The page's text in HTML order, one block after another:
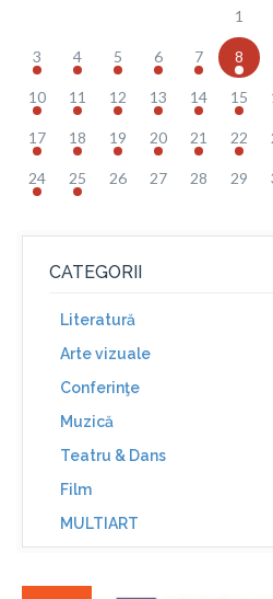
1
3 4 5 6 7 8
10 11 12 13 14 15
17 18 19 20 21 22
24 25 26 27 28 29
CATEGORII
Literatură
Arte vizuale
Conferinţe
Muzică
Teatru & Dans
Film
MULTIART